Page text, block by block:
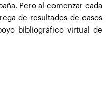
Pero al comenzar cada
de resultados de casos
bibliográfico virtual de